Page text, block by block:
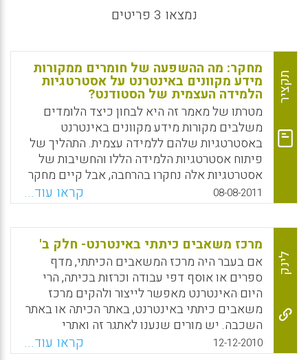
נמצאו 3 פריטים
תקציר
מחקר: מה ההשפעה של חומרים ממקורות
מידע מקוונים באינטרנט על אסטרטגיות
הלמידה העצמית של הסטודנט?
מטרתו של מאמר זה היא לבחון כיצד הלומדים
משלבים מקורות מידע מקוונים באינטרנט
באסטרטגיות שלהם ללמידה עצמית. התהליך של
פיתוח אסטרטגיות הלמידה הללו והחשיבות של
אסטרטגיות אלה נחקרו בהרחבה, אבל קיים מחקר
אמפירי מועט לגבי כיצד הסטודנטים מושפעים
(מבחינת ההישגים )מהסביבות המקוונות. מחקר
זה התמקד בקשר בין השימוש במקורות מידע
מקוונים באינטרנט לתוצאה הכוללת של
הסטודנטים. הנתונים נאספו מ-105 סטודנטים
שנה ראשונה שלמדו בקמפוס ומ-258 סטודנטים
שלמדו בלמידה מרחוק לאחר שהשלימו את
חובותיהם בקורס מבוא לשיווק ( Dowell, David
John; Small, Felicity A).
WhatsApp
Facebook
Email
X
08-08-2011 קראו עוד...
לינק
מרכז משאבים כיתתי באינטרנט- חלק ב'
אם בעבר היה מרכז המשאבים הכיתתי, מדף
ספרים או אוסף דפי עבודה וכרזות בכיתה, הרי
היום האינטרנט מאפשר לייצור ולהקים מרכז
משאבים כיתתי באינטרנט, באתר הכיתה או באתר
השכבה. יש מורים שנענו לאתגר זה ואתרי
המשנה שלהם באינטרנט בכיתות בהם הם
12-12-2010 קראו עוד...